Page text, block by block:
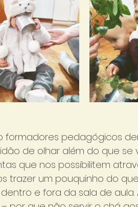
formadores pedagógicos
de olhar além do que
que nos possibilitem
trazer um pouquinho do
e fora da sala de